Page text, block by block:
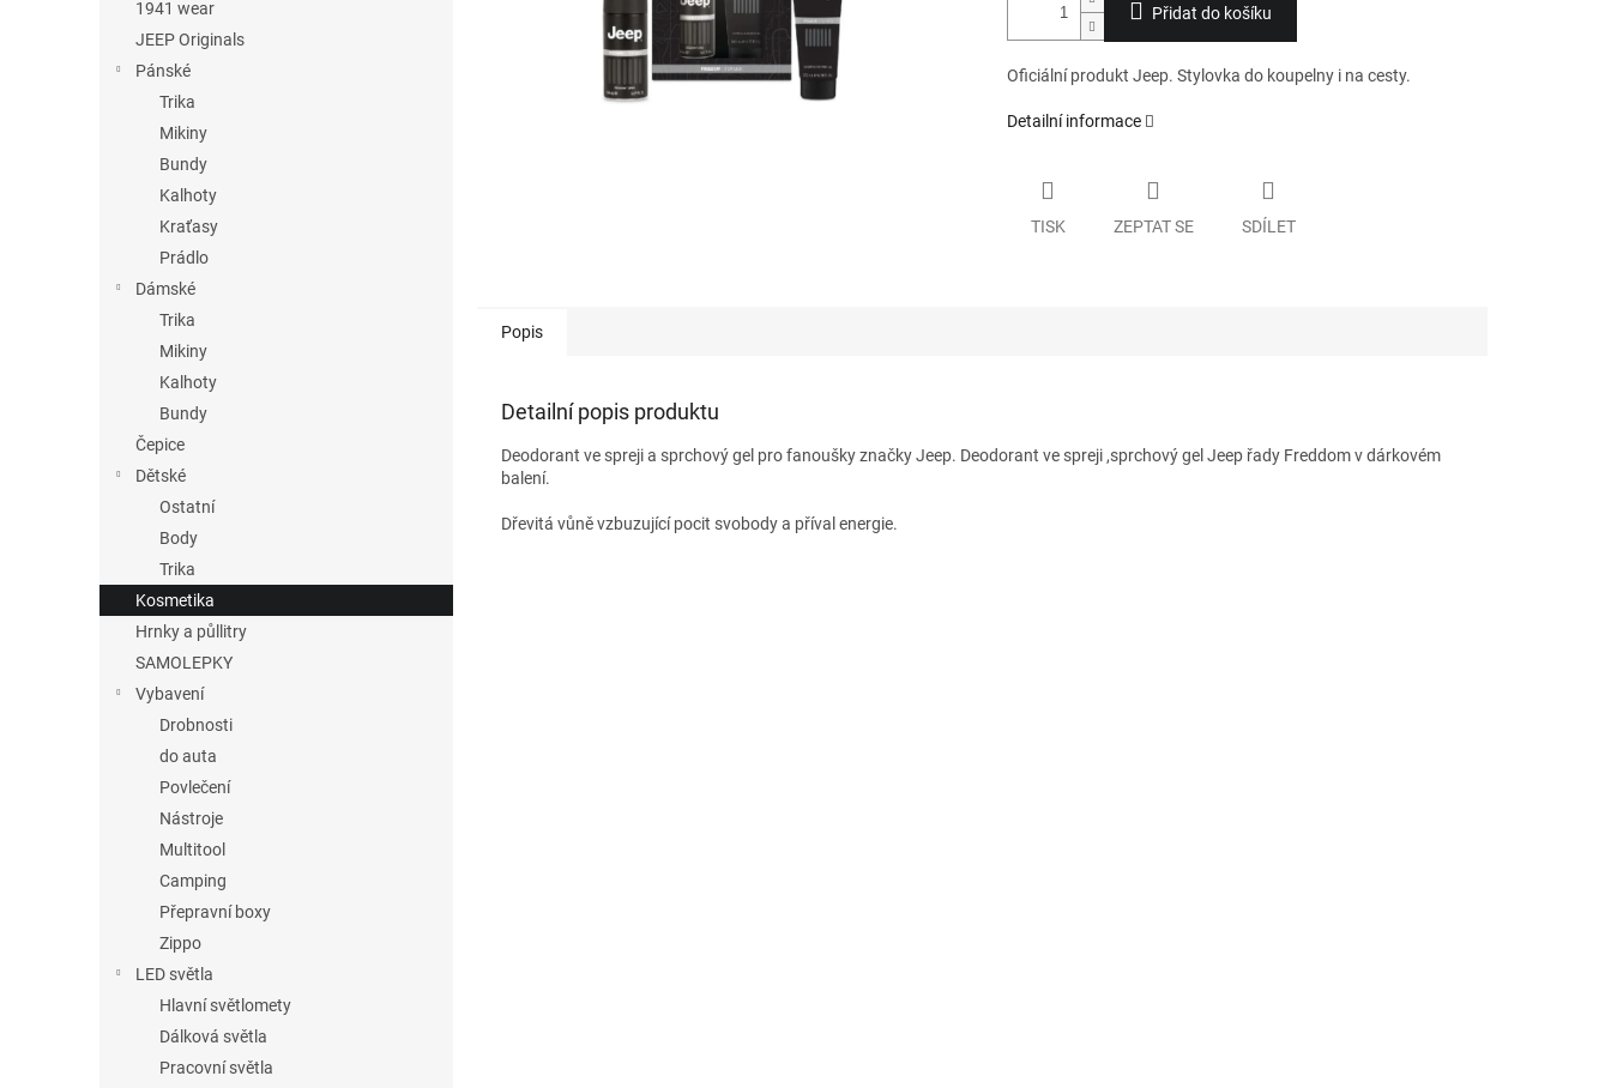
1941 wear
JEEP Originals
Pánské
Trika
Mikiny
Bundy
Kalhoty
Kraťasy
Prádlo
Dámské
Trika
Mikiny
Kalhoty
Bundy
Čepice
Dětské
Ostatní
Body
Trika
Kosmetika
Hrnky a půllitry
SAMOLEPKY
Vybavení
Drobnosti
do auta
Povlečení
Nástroje
Multitool
Camping
Přepravní boxy
Zippo
LED světla
Hlavní světlomety
Dálková světla
Pracovní světla
Přidat do košíku
Oficiální produkt Jeep. Stylovka do koupelny i na cesty.
Detailní informace
TISK ZEPTAT SE SDÍLET
Popis
Detailní popis produktu
Deodorant ve spreji a sprchový gel pro fanoušky značky Jeep. Deodorant ve spreji ,sprchový gel Jeep řady Freddom v dárkovém
balení.
Dřevitá vůně vzbuzující pocit svobody a příval energie.